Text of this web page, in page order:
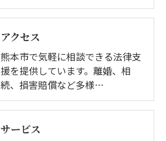
アクセス
熊本市で気軽に相談できる法律支
援を提供しています。離婚、相
続、損害賠償など多様…
サービス